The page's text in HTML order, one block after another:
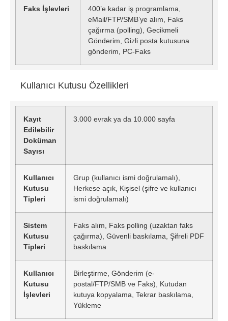
Faks İşlevleri
400’e kadar iş programlama,
eMail/FTP/SMB’ye alım, Faks
çağırma (polling), Gecikmeli
Gönderim, Gizli posta kutusuna
gönderim, PC-Faks
Kullanıcı Kutusu Özellikleri
Kayıt
Edilebilir
Doküman
Sayısı
3.000 evrak ya da 10.000 sayfa
Kullanıcı
Kutusu
Tipleri
Grup (kullanıcı ismi doğrulamalı),
Herkese açık, Kişisel (şifre ve kullanıcı
ismi doğrulamalı)
Sistem
Kutusu
Tipleri
Faks alım, Faks polling (uzaktan faks
çağırma), Güvenli baskılama, Şifreli PDF
baskılama
Kullanıcı
Kutusu
İşlevleri
Birleştirme, Gönderim (e-
postal/FTP/SMB ve Faks), Kutudan
kutuya kopyalama, Tekrar baskılama,
Yükleme